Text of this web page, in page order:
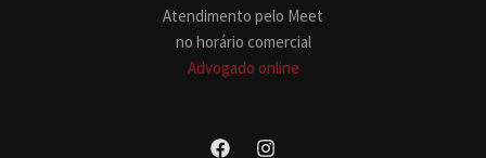
Atendimento pelo Meet
no horário comercial
Advogado online